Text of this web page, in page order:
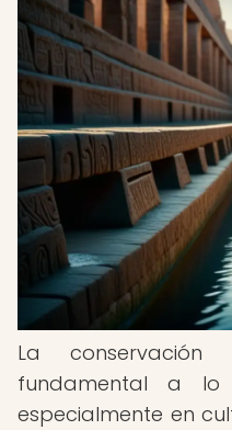
La
fundamental a
especialmente en